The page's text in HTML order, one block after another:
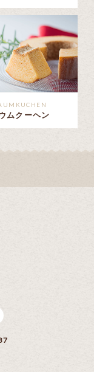
ムクーヘン